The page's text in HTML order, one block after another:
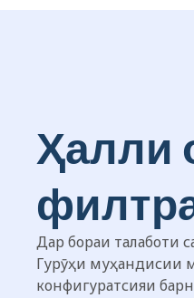
Ҳалли
Дар бораи талаботи
Гурӯҳи муҳандисии
конфигуратсияи